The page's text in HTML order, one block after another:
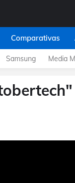
Comparativas
Samsung Media